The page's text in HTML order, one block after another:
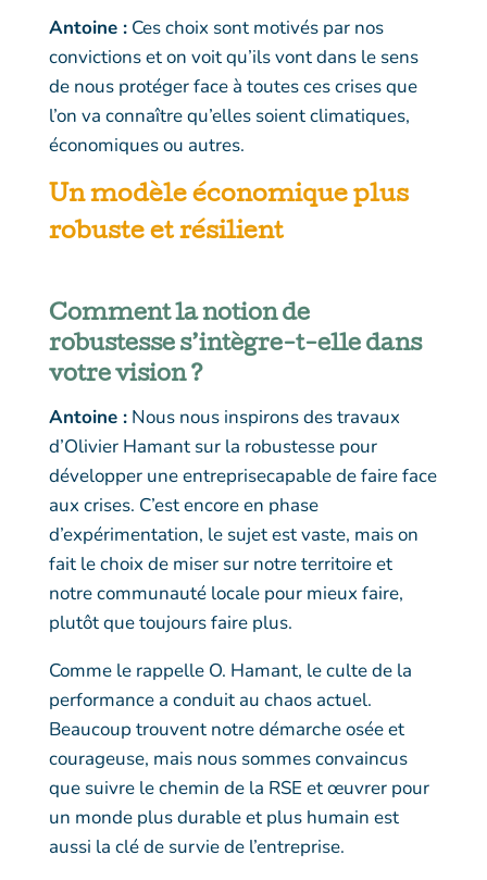
Antoine :Ces choix sont motivés par nos
convictions et on voit qu’ils vont dans le sens
de nous protéger face à toutes ces crises que
l’on va connaître qu’elles soient climatiques,
économiques ou autres.
Un modèle économique plus
robuste et résilient
Comment la notion de
robustesse s’intègre-t-elle dans
votre vision ?
Antoine :Nous nous inspirons des travaux
d’Olivier Hamant sur la robustesse pour
développer une entreprisecapable de faire face
aux crises. C’est encore en phase
d’expérimentation, le sujet est vaste, mais on
fait le choix de miser sur notre territoire et
notre communauté locale pour mieux faire,
plutôt que toujours faire plus.
Comme le rappelle O. Hamant, le culte de la
performance a conduit au chaos actuel.
Beaucoup trouvent notre démarche osée et
courageuse, mais nous sommes convaincus
que suivre le chemin de la RSE et œuvrer pour
un monde plus durable et plus humain est
aussi la clé de survie de l’entreprise.